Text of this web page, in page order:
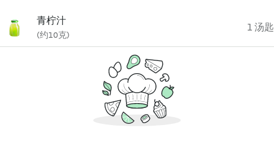
青柠汁
(约10克)
1 汤匙